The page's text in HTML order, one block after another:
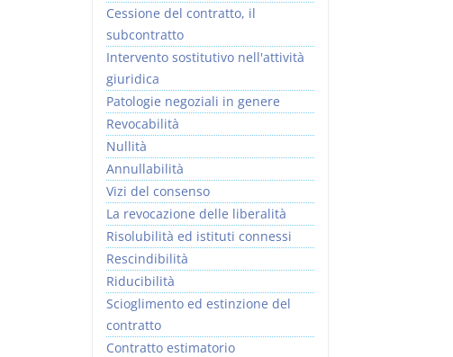
Cessione del contratto, il
subcontratto
Intervento sostitutivo nell'attività
giuridica
Patologie negoziali in genere
Revocabilità
Nullità
Annullabilità
Vizi del consenso
La revocazione delle liberalità
Risolubilità ed istituti connessi
Rescindibilità
Riducibilità
Scioglimento ed estinzione del
contratto
Contratto estimatorio